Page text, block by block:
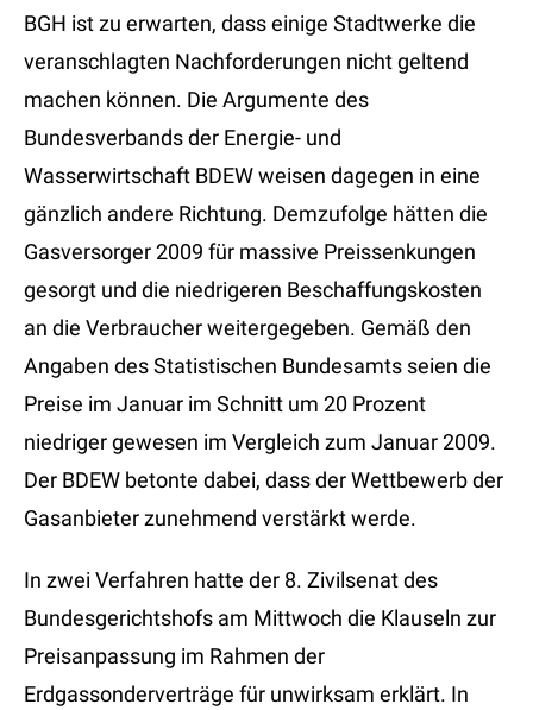
BGH ist zu erwarten, dass einige Stadtwerke die
veranschlagten Nachforderungen nicht geltend
machen können. Die Argumente des
Bundesverbands der Energie- und
Wasserwirtschaft BDEW weisen dagegen in eine
gänzlich andere Richtung. Demzufolge hätten die
Gasversorger 2009 für massive Preissenkungen
gesorgt und die niedrigeren Beschaffungskosten
an die Verbraucher weitergegeben. Gemäß den
Angaben des Statistischen Bundesamts seien die
Preise im Januar im Schnitt um 20 Prozent
niedriger gewesen im Vergleich zum Januar 2009.
Der BDEW betonte dabei, dass der Wettbewerb der
Gasanbieter zunehmend verstärkt werde.
In zwei Verfahren hatte der 8. Zivilsenat des
Bundesgerichtshofs am Mittwoch die Klauseln zur
Preisanpassung im Rahmen der
Erdgassonderverträge für unwirksam erklärt. In